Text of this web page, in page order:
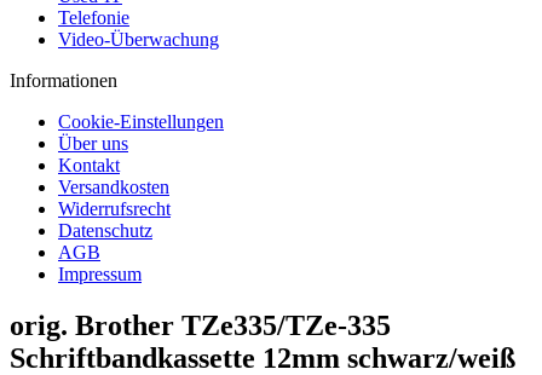
Telefonie
Video-Überwachung
Informationen
Cookie-Einstellungen
Über uns
Kontakt
Versandkosten
Widerrufsrecht
Datenschutz
AGB
Impressum
orig. Brother TZe335/TZe-335
Schriftbandkassette 12mm schwarz/weiß